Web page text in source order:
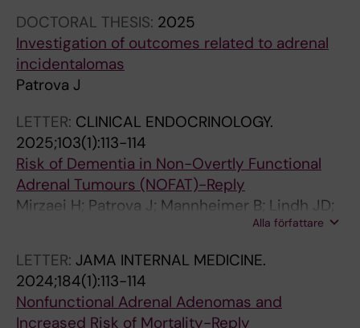
DOCTORAL THESIS: 2025
Investigation of outcomes related to adrenal
incidentalomas
Patrova J
LETTER: CLINICAL ENDOCRINOLOGY.
2025;103(1):113-114
Risk of Dementia in Non-Overtly Functional
Adrenal Tumours (NOFAT)-Reply
Mirzaei H; Patrova J; Mannheimer B; Lindh JD;
Alla författare
LETTER: JAMA INTERNAL MEDICINE.
2024;184(1):113-114
Nonfunctional Adrenal Adenomas and
Increased Risk of Mortality-Reply